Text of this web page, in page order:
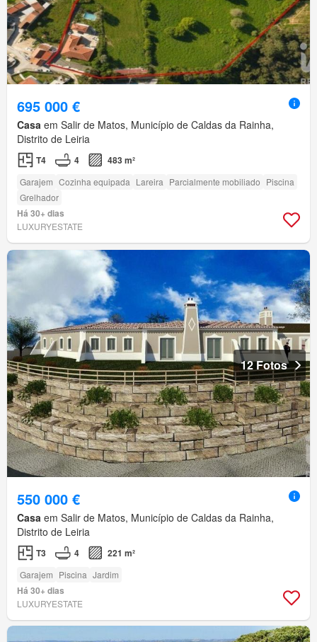
695 000 €
Casa em Salir de Matos, Município de Caldas da Rainha,
Distrito de Leiria
T4 4 483 m²
Garajem Cozinha equipada Lareira Parcialmente mobiliado Piscina
Grelhador
Há 30+ dias
LUXURYESTATE
12 Fotos
550 000 €
Casa em Salir de Matos, Município de Caldas da Rainha,
Distrito de Leiria
T3 4 221 m²
Garajem Piscina Jardim
Há 30+ dias
LUXURYESTATE